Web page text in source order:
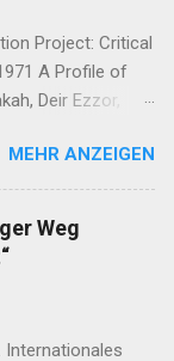
Project: Critical
A Profile of
Deir Ezzor,
I n 2012, as the
and
civil war,
forces from
in the south.
Union Party
MEHR ANZEIGEN
Weg
Internationales